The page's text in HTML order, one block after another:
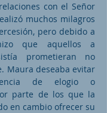
con el Señor
muchos milagros
pero debido a
que aquellos a
prometieran no
Maura deseaba evitar
de elogio o
parte de los que la
en cambio ofrecer su